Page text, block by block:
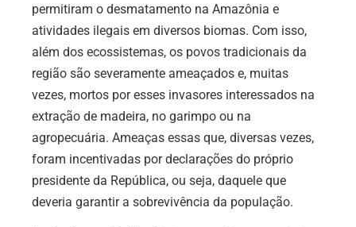
permitiram o desmatamento na Amazônia e
atividades ilegais em diversos biomas. Com isso,
além dos ecossistemas, os povos tradicionais da
região são severamente ameaçados e, muitas
vezes, mortos por esses invasores interessados na
extração de madeira, no garimpo ou na
agropecuária. Ameaças essas que, diversas vezes,
foram incentivadas por declarações do próprio
presidente da República, ou seja, daquele que
deveria garantir a sobrevivência da população.